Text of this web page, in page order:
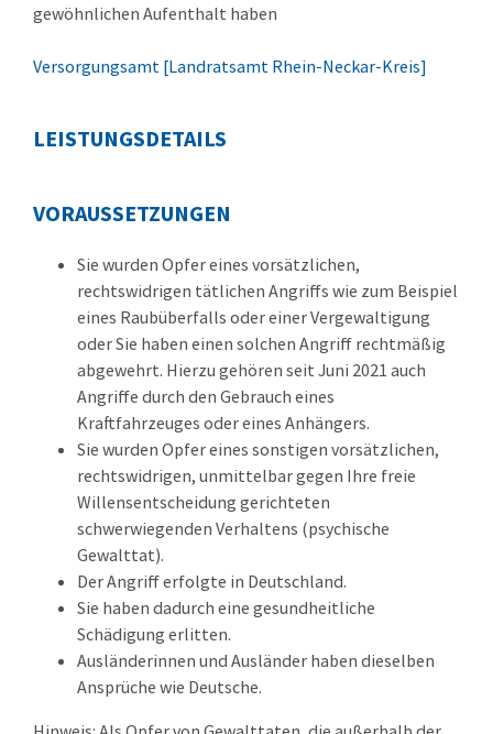
gewöhnlichen Aufenthalt haben
Versorgungsamt [Landratsamt Rhein-Neckar-Kreis]
LEISTUNGSDETAILS
VORAUSSETZUNGEN
Sie wurden Opfer eines vorsätzlichen,
rechtswidrigen tätlichen Angriffs wie zum Beispiel
eines Raubüberfalls oder einer Vergewaltigung
oder Sie haben einen solchen Angriff rechtmäßig
abgewehrt. Hierzu gehören seit Juni 2021 auch
Angriffe durch den Gebrauch eines
Kraftfahrzeuges oder eines Anhängers.
Sie wurden Opfer eines sonstigen vorsätzlichen,
rechtswidrigen, unmittelbar gegen Ihre freie
Willensentscheidung gerichteten
schwerwiegenden Verhaltens (psychische
Gewalttat).
Der Angriff erfolgte in Deutschland.
Sie haben dadurch eine gesundheitliche
Schädigung erlitten.
Ausländerinnen und Ausländer haben dieselben
Ansprüche wie Deutsche.